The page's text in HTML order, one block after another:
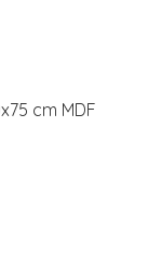
cm MDF